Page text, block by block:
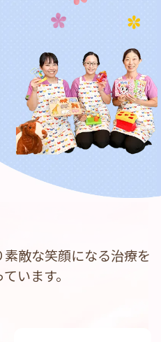
素敵な笑顔になる治療を
います。